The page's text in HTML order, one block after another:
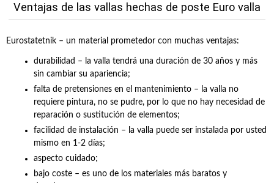
Ventajas de las vallas hechas de poste Euro valla
Eurostatetnik – un material prometedor con muchas ventajas:
durabilidad – la valla tendrá una duración de 30 años y más
sin cambiar su apariencia;
falta de pretensiones en el mantenimiento – la valla no
requiere pintura, no se pudre, por lo que no hay necesidad de
reparación o sustitución de elementos;
facilidad de instalación – la valla puede ser instalada por usted
mismo en 1-2 días;
aspecto cuidado;
bajo coste – es uno de los materiales más baratos y